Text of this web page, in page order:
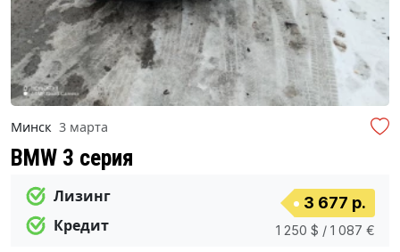
Минск 3 марта
BMW 3 серия
Лизинг
Кредит
3 677 р.
1 250 $ / 1 087 €